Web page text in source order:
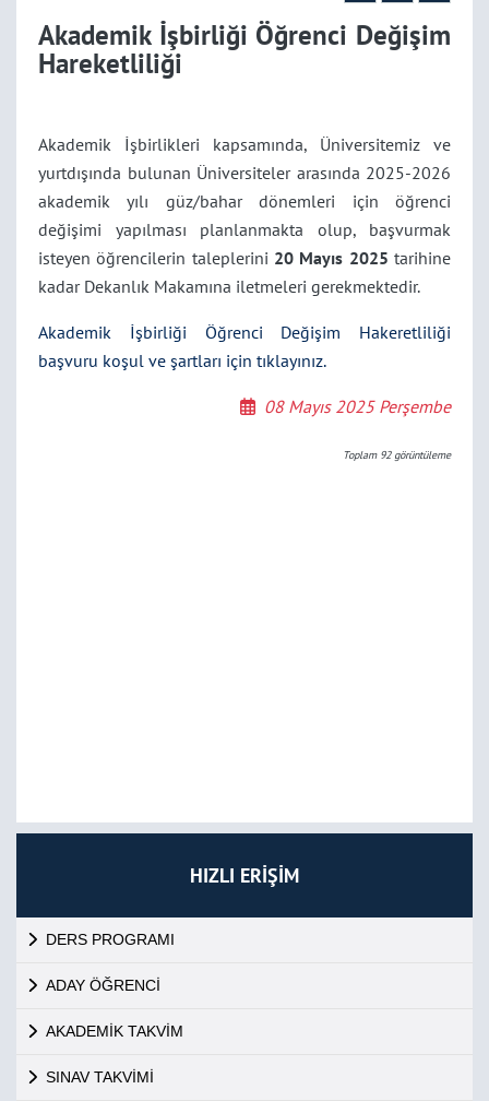
HIZLI ERİŞİM
DERS PROGRAMI
ADAY ÖĞRENCİ
AKADEMİK TAKVİM
SINAV TAKVİMİ
Akademik İşbirliği Öğrenci Değişim
Hareketliliği
Akademik İşbirlikleri kapsamında, Üniversitemiz ve
yurtdışında bulunan Üniversiteler arasında 2025-2026
akademik yılı güz/bahar dönemleri için öğrenci
değişimi yapılması planlanmakta olup, başvurmak
isteyen öğrencilerin taleplerini 20 Mayıs 2025 tarihine
kadar Dekanlık Makamına iletmeleri gerekmektedir.
Akademik İşbirliği Öğrenci Değişim Hakeretliliği
başvuru koşul ve şartları için tıklayınız.
08 Mayıs 2025 Perşembe
Toplam 92görüntüleme